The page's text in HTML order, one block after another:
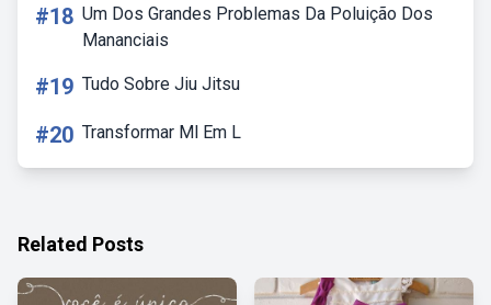
#18 Um Dos Grandes Problemas Da Poluição Dos
Mananciais
#19 Tudo Sobre Jiu Jitsu
#20 Transformar Ml Em L
Related Posts